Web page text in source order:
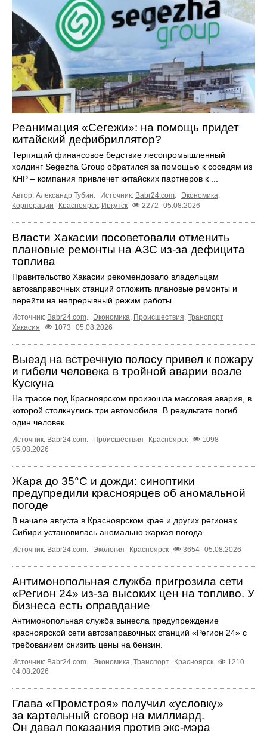
Реанимация «Сегежи»: на помощь придет
китайский дефибриллятор?
Терпящий финансовое бедствие лесопромышленный
холдинг Segezha Group обратился за помощью к соседям из
КНР – компания привлечет китайских партнеров к ...
Автор: Александр Тубин. Источник: Babr24.com Экономика
Корпорации
Красноярск Иркутск 2272 05.08.2026
Власти Хакасии посоветовали отменить
плановые ремонты на АЗС из-за дефицита
топлива
Правительство Хакасии рекомендовало владельцам
автозаправочных станций отложить плановые ремонты и
перейти на непрерывный режим работы.
Источник: Babr24.com Экономика Происшествия Транспорт
Хакасия
1073 05.08.2026
Выезд на встречную полосу привел к пожару
и гибели человека в тройной аварии возле
Кускуна
На трассе под Красноярском произошла массовая авария, в
которой столкнулись три автомобиля. В результате погиб
один человек.
Источник: Babr24.com. Происшествия Красноярск
1098
05.08.2026
Жара до 35°C и дожди: синоптики
предупредили красноярцев об аномальной
погоде
В начале августа в Красноярском крае и других регионах
Сибири установилась аномально жаркая погода.
Источник: Babr24.com. Экология Красноярск 3654 05.08.2026
Антимонопольная служба пригрозила сети
«Регион 24» из-за высоких цен на топливо. У
бизнеса есть оправдание
Антимонопольная служба вынесла предупреждение
красноярской сети автозаправочных станций «Регион 24» с
требованием снизить цены на бензин.
Источник: Babr24.com. Экономика, Транспорт Красноярск
1210
04.08.2026
Глава «Промстроя» получил «условку»
за картельный сговор на миллиард.
Он давал показания против экс-мэра